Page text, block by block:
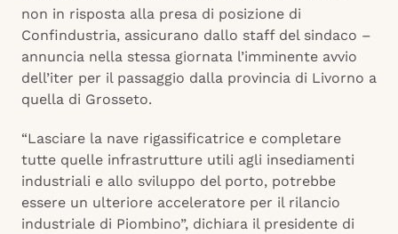
non in risposta alla presa di posizione di
Confindustria, assicurano dallo staff del sindaco –
annuncia nella stessa giornata l’imminente avvio
dell’iter per il passaggio dalla provincia di Livorno a
quella di Grosseto.
“Lasciare la nave rigassificatrice e completare
tutte quelle infrastrutture utili agli insediamenti
industriali e allo sviluppo del porto, potrebbe
essere un ulteriore acceleratore per il rilancio
industriale di Piombino”, dichiara il presidente di